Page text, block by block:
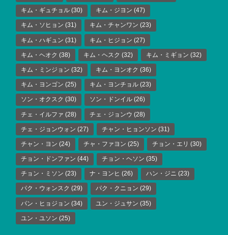
キム・ギュチョル (30) キム・ジヨン (47)
キム・ソヒョン (31) キム・チャンワン (23)
キム・ハギュン (31) キム・ヒジョン (27)
キム・ヘオク (38) キム・ヘスク (32) キム・ミギョン (32)
キム・ミンジョン (32) キム・ヨンオク (36)
キム・ヨンゴン (25) キム・ヨンチョル (23)
ソン・オクスク (30) ソン・ドンイル (26)
チェ・イルファ (28) チェ・ジョンウ (28)
チェ・ジョンウォン (27) チャン・ヒョンソン (31)
チャン・ヨン (24) チャ・ファヨン (25) チョン・エリ (30)
チョン・ドンファン (44) チョン・ヘソン (35)
チョン・ミソン (23) ナ・ヨンヒ (26) ハン・ジニ (23)
パク・ウォンスク (29) パク・クニョン (29)
パン・ヒョジョン (34) ユン・ジュサン (35)
ユン・ユソン (25)